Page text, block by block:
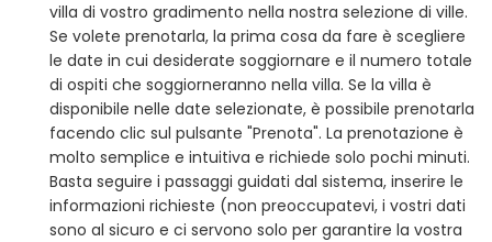
villa di vostro gradimento nella nostra selezione di ville.
Se volete prenotarla, la prima cosa da fare è scegliere
le date in cui desiderate soggiornare e il numero totale
di ospiti che soggiorneranno nella villa. Se la villa è
disponibile nelle date selezionate, è possibile prenotarla
facendo clic sul pulsante "Prenota". La prenotazione è
molto semplice e intuitiva e richiede solo pochi minuti.
Basta seguire i passaggi guidati dal sistema, inserire le
informazioni richieste (non preoccupatevi, i vostri dati
sono al sicuro e ci servono solo per garantire la vostra